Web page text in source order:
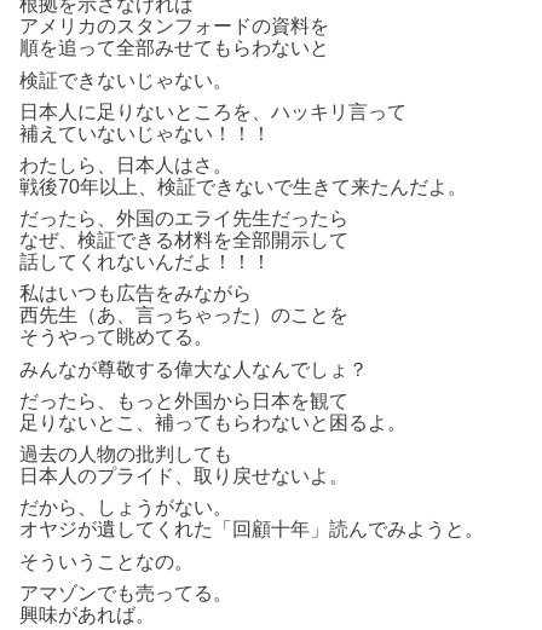
アメリカのスタンフォードの資料を
順を追って全部みせてもらわないと
検証できないじゃない。
日本人に足りないところを、ハッキリ言って
補えていないじゃない！！！
わたしら、日本人はさ。
戦後70年以上、検証できないで生きて来たんだよ。
だったら、外国のエライ先生だったら
なぜ、検証できる材料を全部開示して
話してくれないんだよ！！！
私はいつも広告をみながら
西先生（あ、言っちゃった）のことを
そうやって眺めてる。
みんなが尊敬する偉大な人なんでしょ？
だったら、もっと外国から日本を観て
足りないとこ、補ってもらわないと困るよ。
過去の人物の批判しても
日本人のプライド、取り戻せないよ。
だから、しょうがない。
オヤジが遺してくれた「回顧十年」読んでみようと。
そういうことなの。
アマゾンでも売ってる。
興味があれば。